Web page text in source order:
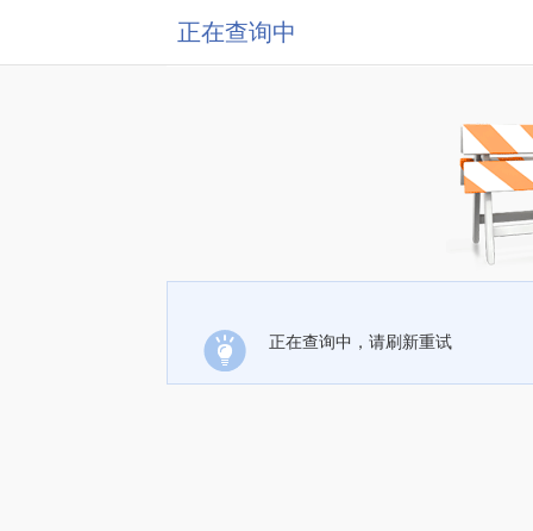
正在查询中
正在查询中，请刷新重试